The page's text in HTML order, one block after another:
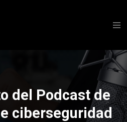
del Podcast de
ciberseguridad